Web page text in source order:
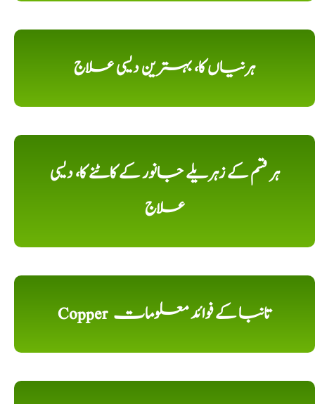
ہرنیاں کا، بہترین دیسی علاج
ہر قسم کے زہریلے جانور کے کاٹنے کا، دیسی
علاج
Copper تانبا کے فوائد معلومات